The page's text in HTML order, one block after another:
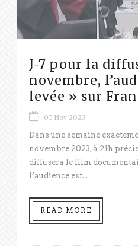
J-7 pour la
novembre,
levée » sur
05 Nov 2023
Dans une semaine
novembre 2023, à 21h
diffusera le film
l’audience est...
READ MORE